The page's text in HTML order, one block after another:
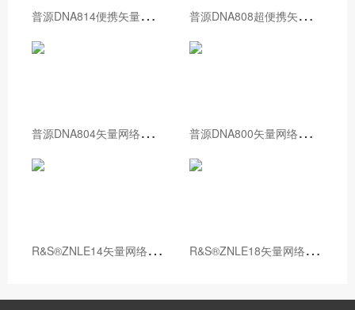
普
源DNA814便携矢量网络分析仪 普
源DNA808超便携矢量网络分析仪
普
源DNA804矢量网络分析仪 普
源DNA800矢量网络分析仪
R
&S®ZNLE14矢量网络分析仪 R
&S®ZNLE18矢量网络分析仪